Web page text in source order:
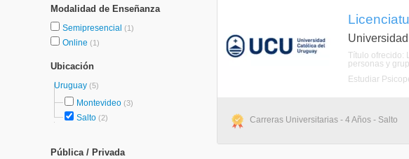
Modalidad de Enseñanza
Semipresencial (1)
Online (1)
Ubicación
Uruguay (5)
Montevideo (3)
Salto (2)
Pública / Privada
Título ofrecido:
personas y
Estudiar
Carreras Universitarias - 4 Años - Salto